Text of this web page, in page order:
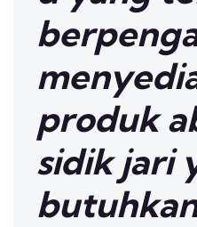
produk
sidik jari